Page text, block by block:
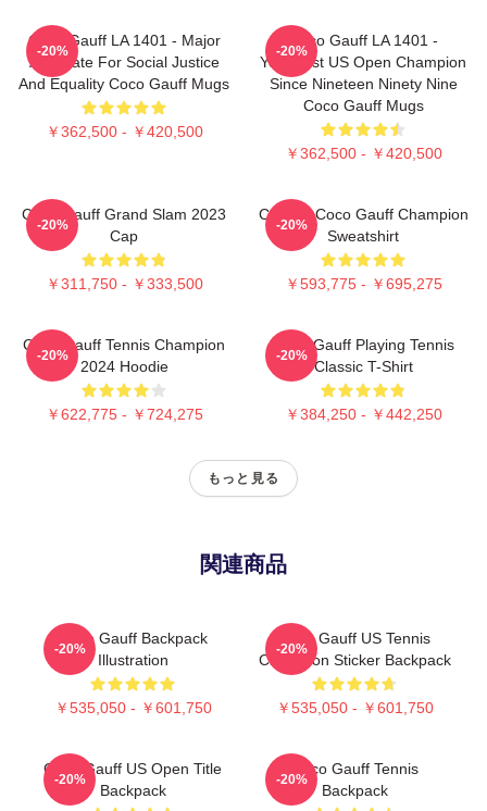
Coco Gauff LA 1401 - Major
Advocate For Social Justice
And Equality Coco Gauff Mugs
￥362,500 - ￥420,500
-20%
Coco Gauff LA 1401 -
Youngest US Open Champion
Since Nineteen Ninety Nine
Coco Gauff Mugs
￥362,500 - ￥420,500
-20%
Coco Gauff Grand Slam 2023
Cap
￥311,750 - ￥333,500
-20%
Call Me Coco Gauff Champion
Sweatshirt
￥593,775 - ￥695,275
-20%
Coco Gauff Tennis Champion
2024 Hoodie
￥622,775 - ￥724,275
-20%
Coco Gauff Playing Tennis
Classic T-Shirt
￥384,250 - ￥442,250
-20%
もっと見る
関連商品
Coco Gauff Backpack
Illustration
￥535,050 - ￥601,750
-20%
Coco Gauff US Tennis
Champion Sticker Backpack
￥535,050 - ￥601,750
-20%
Coco Gauff US Open Title
Backpack
-20%
Coco Gauff Tennis
Backpack
-20%